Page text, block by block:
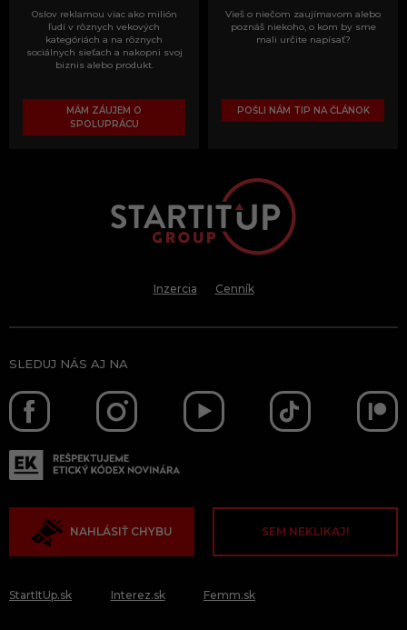
Oslov reklamou viac ako milión
ľudí v rôznych vekových
kategóriách a na rôznych
sociálnych sieťach a nakopni svoj
biznis alebo produkt.
MÁM ZÁUJEM O
SPOLUPRÁCU
Vieš o niečom zaujímavom alebo
poznáš niekoho, o kom by sme
mali určite napísať?
POŠLI NÁM TIP NA ČLÁNOK
Inzercia Cenník
SLEDUJ NÁS AJ NA
NAHLÁSIŤ CHYBU SEM NEKLIKAJ!
StartItUp.sk Interez.sk Femm.sk